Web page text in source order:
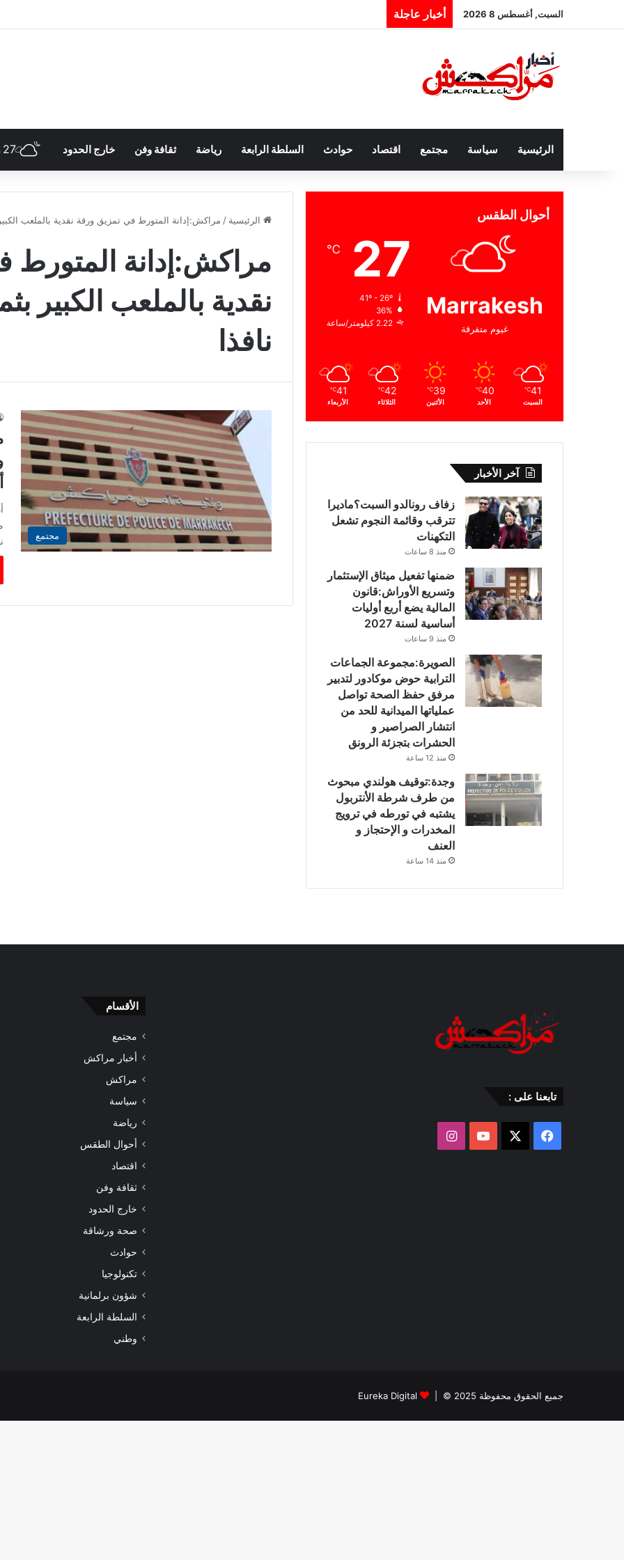
السبت, أغسطس 8 2026 أخبار عاجلة
الرئيسية سياسة مجتمع اقتصاد حوادث السلطة الرابعة رياضة ثقافة وفن خارج الحدود 27
الرئيسية / مراكش:إدانة المتورط في تمزيق ورقة نقدية بالملعب
مراكش:إدانة المتورط
نقدية بالملعب الكبير
نافذا
مجتمع
أحوال الطقس
Marrakesh
غيوم متفرقة
27
℃
41º - 26º
36%
2.22 كيلومتر/ساعة
41
℃
السبت
40
℃
الأحد
39
℃
الأثنين
42
℃
الثلاثاء
41
℃
الأربعاء
آخر الأخبار
زفاف رونالدو السبت؟ماديرا
تترقب وقائمة النجوم تشعل
التكهنات
منذ 8 ساعات
ضمنها تفعيل ميثاق الإستثمار
وتسريع الأوراش:قانون
المالية يضع أربع أوليات
أساسية لسنة 2027
منذ 9 ساعات
الصويرة:مجموعة الجماعات
الترابية حوض موكادور لتدبير
مرفق حفظ الصحة تواصل
عملياتها الميدانية للحد من
انتشار الصراصير و
الحشرات بتجزئة الرونق
منذ 12 ساعة
وجدة:توقيف هولندي مبحوث
من طرف شرطة الأنتربول
يشتبه في تورطه في ترويج
المخدرات و الإحتجاز و
العنف
منذ 14 ساعة
تابعنا على :
فيسبوك ‫YouTube
الأقسام
مجتمع
أخبار مراكش
مراكش
سياسة
رياضة
أحوال الطقس
اقتصاد
ثقافة وفن
خارج الحدود
صحة ورشاقة
حوادث
تكنولوجيا
شؤون برلمانية
السلطة الرابعة
وطني
جميع الحقوق محفوظة 2025 © | Eureka Digital